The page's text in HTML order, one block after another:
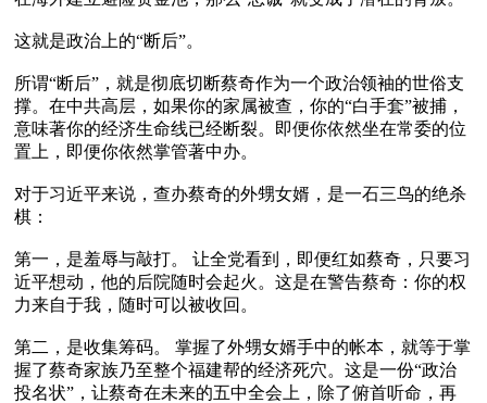
这就是政治上的“断后”。
所谓“断后”，就是彻底切断蔡奇作为一个政治领袖的世俗支
撑。在中共高层，如果你的家属被查，你的“白手套”被捕，
意味著你的经济生命线已经断裂。即便你依然坐在常委的位
置上，即便你依然掌管著中办。
对于习近平来说，查办蔡奇的外甥女婿，是一石三鸟的绝杀
棋：
第一，是羞辱与敲打。 让全党看到，即便红如蔡奇，只要习
近平想动，他的后院随时会起火。这是在警告蔡奇：你的权
力来自于我，随时可以被收回。
第二，是收集筹码。 掌握了外甥女婿手中的帐本，就等于掌
握了蔡奇家族乃至整个福建帮的经济死穴。这是一份“政治
投名状”，让蔡奇在未来的五中全会上，除了俯首听命，再